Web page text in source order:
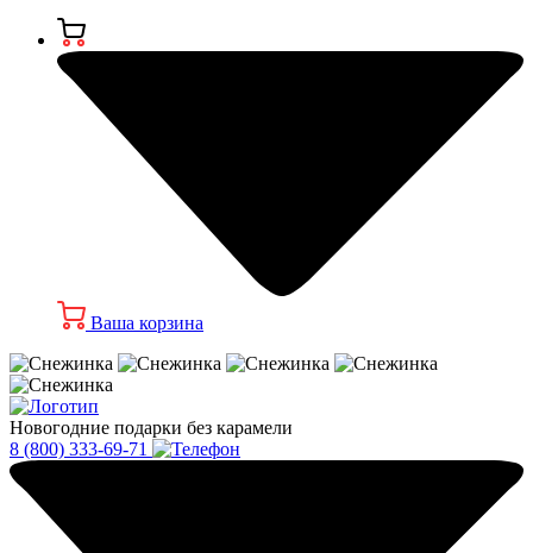
Ваша корзина
Новогодние подарки без карамели
8 (800) 333-69-71